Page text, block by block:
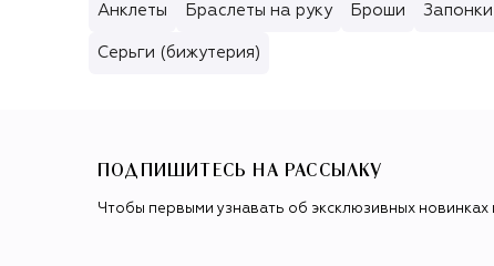
Анклеты Браслеты на руку Броши
Серьги (бижутерия)
ПОДПИШИТЕСЬ НА РАССЫЛКУ
Чтобы первыми узнавать об эксклюзивных